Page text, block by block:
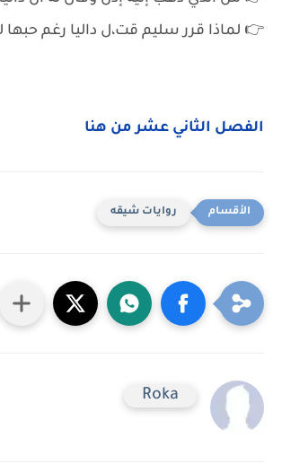
👉 لماذا قرر سليم قت،ل داليا رغم حبها
الفصل الثاني عشر من هنا
روايات شيقه
Roka